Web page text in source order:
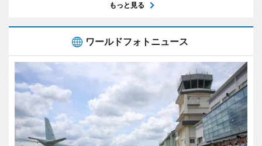
もっと見る
ワールドフォトニュース